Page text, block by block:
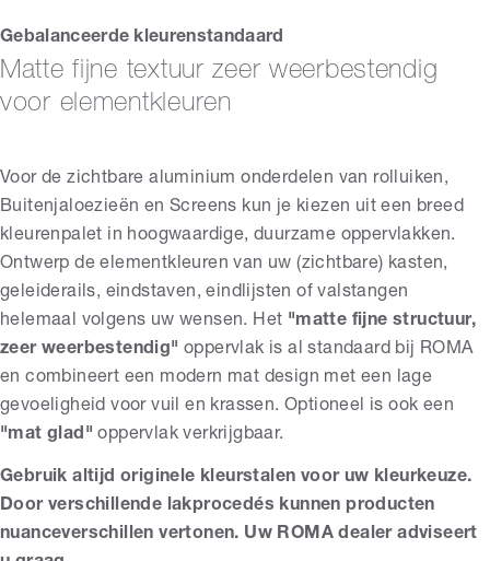
Gebalanceerde kleurenstandaard
Matte fijne textuur zeer weerbestendig
voor elementkleuren
Voor de zichtbare aluminium onderdelen van rolluiken,
Buitenjaloezieën en Screens kun je kiezen uit een breed
kleurenpalet in hoogwaardige, duurzame oppervlakken.
Ontwerp de elementkleuren van uw (zichtbare) kasten,
geleiderails, eindstaven, eindlijsten of valstangen
helemaal volgens uw wensen. Het "matte fijne structuur,
zeer weerbestendig" oppervlak is al standaard bij ROMA
en combineert een modern mat design met een lage
gevoeligheid voor vuil en krassen. Optioneel is ook een
"mat glad" oppervlak verkrijgbaar.
Gebruik altijd originele kleurstalen voor uw kleurkeuze.
Door verschillende lakprocedés kunnen producten
nuanceverschillen vertonen. Uw ROMA dealer adviseert